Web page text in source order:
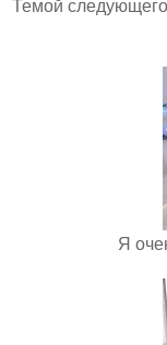
Темой
Я